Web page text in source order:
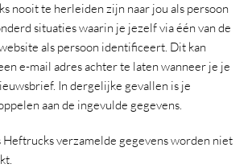
nooit te herleiden zijn naar jou als persoon
situaties waarin je jezelf via één van de
als persoon identificeert. Dit kan
e-mail adres achter te laten wanneer je je
In dergelijke gevallen is je
aan de ingevulde gegevens.
Heftrucks verzamelde gegevens worden niet